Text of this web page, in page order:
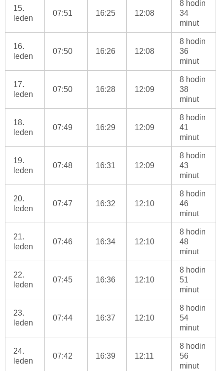
15.
leden
07:51 16:25 12:08
8 hodin
34
minut
16.
leden
07:50 16:26 12:08
8 hodin
36
minut
17.
leden
07:50 16:28 12:09
8 hodin
38
minut
18.
leden
07:49 16:29 12:09
8 hodin
41
minut
19.
leden
07:48 16:31 12:09
8 hodin
43
minut
20.
leden
07:47 16:32 12:10
8 hodin
46
minut
21.
leden
07:46 16:34 12:10
8 hodin
48
minut
22.
leden
07:45 16:36 12:10
8 hodin
51
minut
23.
leden
07:44 16:37 12:10
8 hodin
54
minut
24.
leden
07:42 16:39 12:11
8 hodin
56
minut